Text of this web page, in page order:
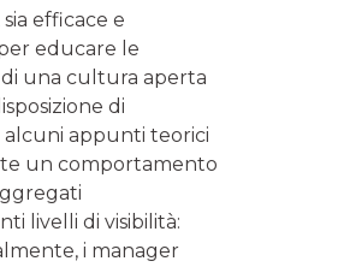
efficace e
educare le
una cultura aperta
di
appunti teorici
un comportamento
livelli di visibilità:
i manager